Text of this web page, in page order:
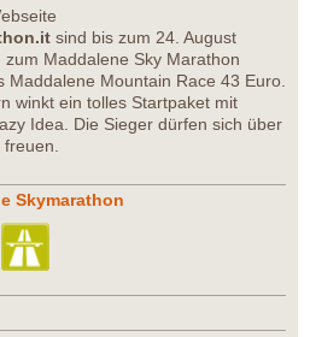
sind bis zum 24. August
Maddalene Sky Marathon
Maddalene Mountain Race 43 Euro.
winkt ein tolles Startpaket mit
Idea. Die Sieger dürfen sich über
freuen.
Skymarathon